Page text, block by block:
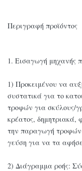
Περιγραφή προϊόντος
1. Εισαγωγή μηχανής
1) Προκειμένου να
συστατικά για το
τροφών για σκύλους/
κρέατος, δημητριακά,
την παραγωγή τροφών
γεύση για να τα
2) Διάγραμμα ροής: